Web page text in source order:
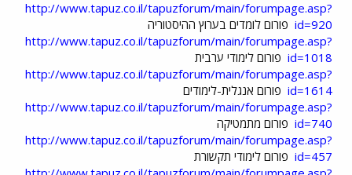
http://www.tapuz.co.il/tapuzforum/main/forumpage.asp?
id=920 פורום לומדים בערוץ ההיסטוריה
http://www.tapuz.co.il/tapuzforum/main/forumpage.asp?
id=1018 פורום לימודי ערבית
http://www.tapuz.co.il/tapuzforum/main/forumpage.asp?
id=1614 פורום אנגלית-לימודים
http://www.tapuz.co.il/tapuzforum/main/forumpage.asp?
id=740 פורום מתמטיקה
http://www.tapuz.co.il/tapuzforum/main/forumpage.asp?
id=457 פורום לימודי תקשורת